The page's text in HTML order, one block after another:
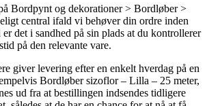
Bordpynt og dekorationer > Bordløber >
central ifald vi behøver din ordre inden
det i sandhed på sin plads at du kontrollerer
på den relevante vare.
giver levering efter en enkelt hverdag på en
Bordløber sizoflor – Lilla – 25 meter,
ud fra at bestillingen indsendes tidligere